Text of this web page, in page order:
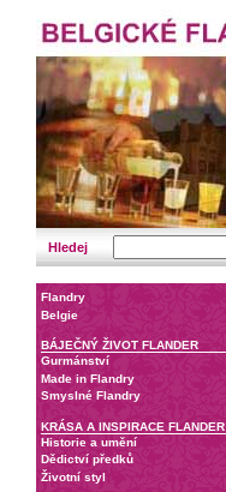
Hledej
Flandry
Belgie
BÁJEČNÝ ŽIVOT FLANDER
Gurmánství
Made in Flandry
Smyslné Flandry
KRÁSA A INSPIRACE FLANDER
Historie a umění
Dědictví předků
Životní styl